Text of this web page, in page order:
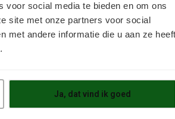
voor social media te bieden en om ons
site met onze partners voor social
met andere informatie die u aan ze heeft
Ja, dat vind ik goed
waardoor het kan afbrokkelen en
Bescherming staat of valt
die het meest te verduren en moet
de markeringen daarna aan met